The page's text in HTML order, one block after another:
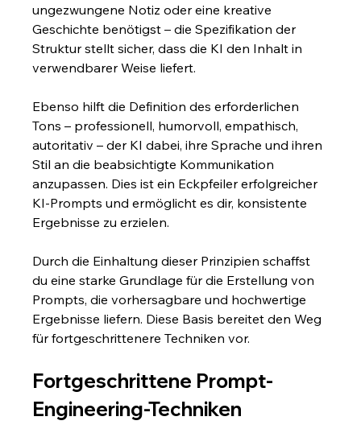
ungezwungene Notiz oder eine kreative
Geschichte benötigst – die Spezifikation der
Struktur stellt sicher, dass die KI den Inhalt in
verwendbarer Weise liefert.
Ebenso hilft die Definition des erforderlichen
Tons – professionell, humorvoll, empathisch,
autoritativ – der KI dabei, ihre Sprache und ihren
Stil an die beabsichtigte Kommunikation
anzupassen. Dies ist ein Eckpfeiler erfolgreicher
KI-Prompts und ermöglicht es dir, konsistente
Ergebnisse zu erzielen.
Durch die Einhaltung dieser Prinzipien schaffst
du eine starke Grundlage für die Erstellung von
Prompts, die vorhersagbare und hochwertige
Ergebnisse liefern. Diese Basis bereitet den Weg
für fortgeschrittenere Techniken vor.
Fortgeschrittene Prompt-
Engineering-Techniken